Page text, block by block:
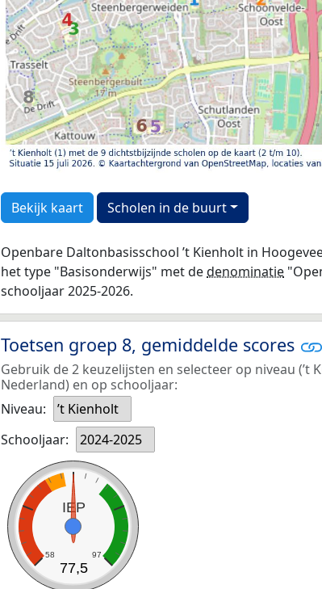
Bekijk kaart Scholen in de buurt
Openbare Daltonbasisschool ’t Kienholt in
het type "Basisonderwijs" met dedenominatie
schooljaar 2025-2026.
Toetsen groep 8, gemiddelde scores
Gebruik de 2 keuzelijsten en selecteer op niveau (’t
Nederland) en op schooljaar:
Niveau:
’t Kienholt
Schooljaar:
2024-2025
IEP
58 97
77,5